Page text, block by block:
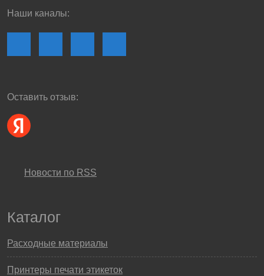
Наши каналы:
Оставить отзыв:
Новости по RSS
Каталог
Расходные материалы
Принтеры печати этикеток